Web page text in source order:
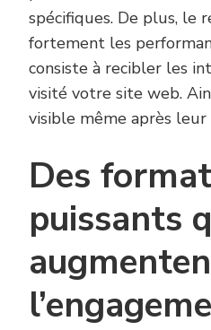
spécifiques. De plus, le
fortement les
consiste à recibler les
visité votre site web.
visible même après
Des
puissants